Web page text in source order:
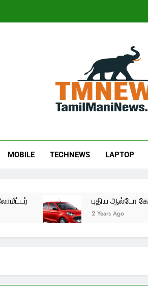
MOBILE TECHNEWS LAPTOP
புதிய ஆல்டோ
2 Years Ago